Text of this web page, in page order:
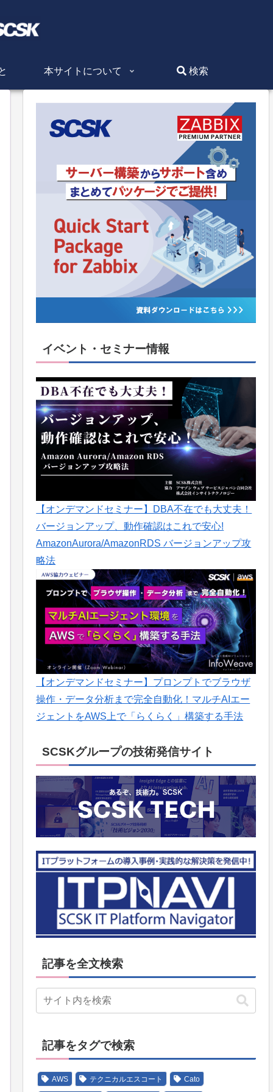
本サイトについて 検索
イベント・セミナー情報
【オンデマンドセミナー】DBA不在でも大丈夫！
バージョンアップ、動作確認はこれで安心!
AmazonAurora/AmazonRDS バージョンアップ攻
略法
【オンデマンドセミナー】プロンプトでブラウザ
操作・データ分析まで完全自動化！マルチAIエー
ジェントをAWS上で「らくらく」構築する手法
SCSKグループの技術発信サイト
記事を全文検索
記事をタグで検索
AWS テクニカルエスコート Cato